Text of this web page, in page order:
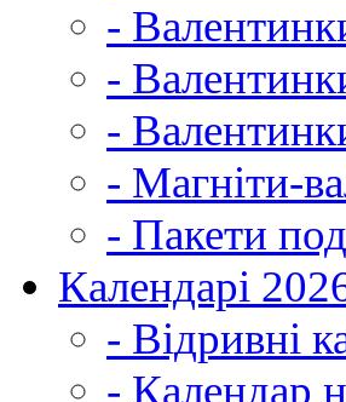
-
-
-
- Магніти-
- Пакети
Календарі
- Відривні
- Календар